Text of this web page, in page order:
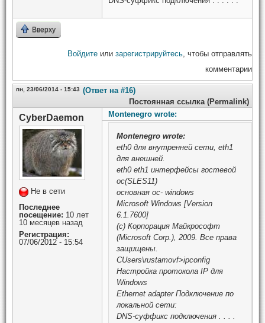
Вверху
Войдите или зарегистрируйтесь , чтобы отправлять
комментарии
пн, 23/06/2014 - 15:43 (Ответ на #16)
Постоянная ссылка (Permalink)
CyberDaemon
Не в сети
Последнее
посещение: 10 лет
10 месяцев назад
Регистрация:
07/06/2012 - 15:54
Montenegro wrote:
Montenegro wrote:
eth0 для внутренней сети, eth1
для внешней.
eth0 eth1 интерфейсы гостевой
ос(SLES11)
основная ос- windows
Microsoft Windows [Version
6.1.7600]
(c) Корпорация Майкрософт
(Microsoft Corp.), 2009. Все права
защищены.
CUsers\rustamovf>ipconfig
Настройка протокола IP для
Windows
Ethernet adapter Подключение по
локальной сети:
DNS-суффикс подключения . . . .